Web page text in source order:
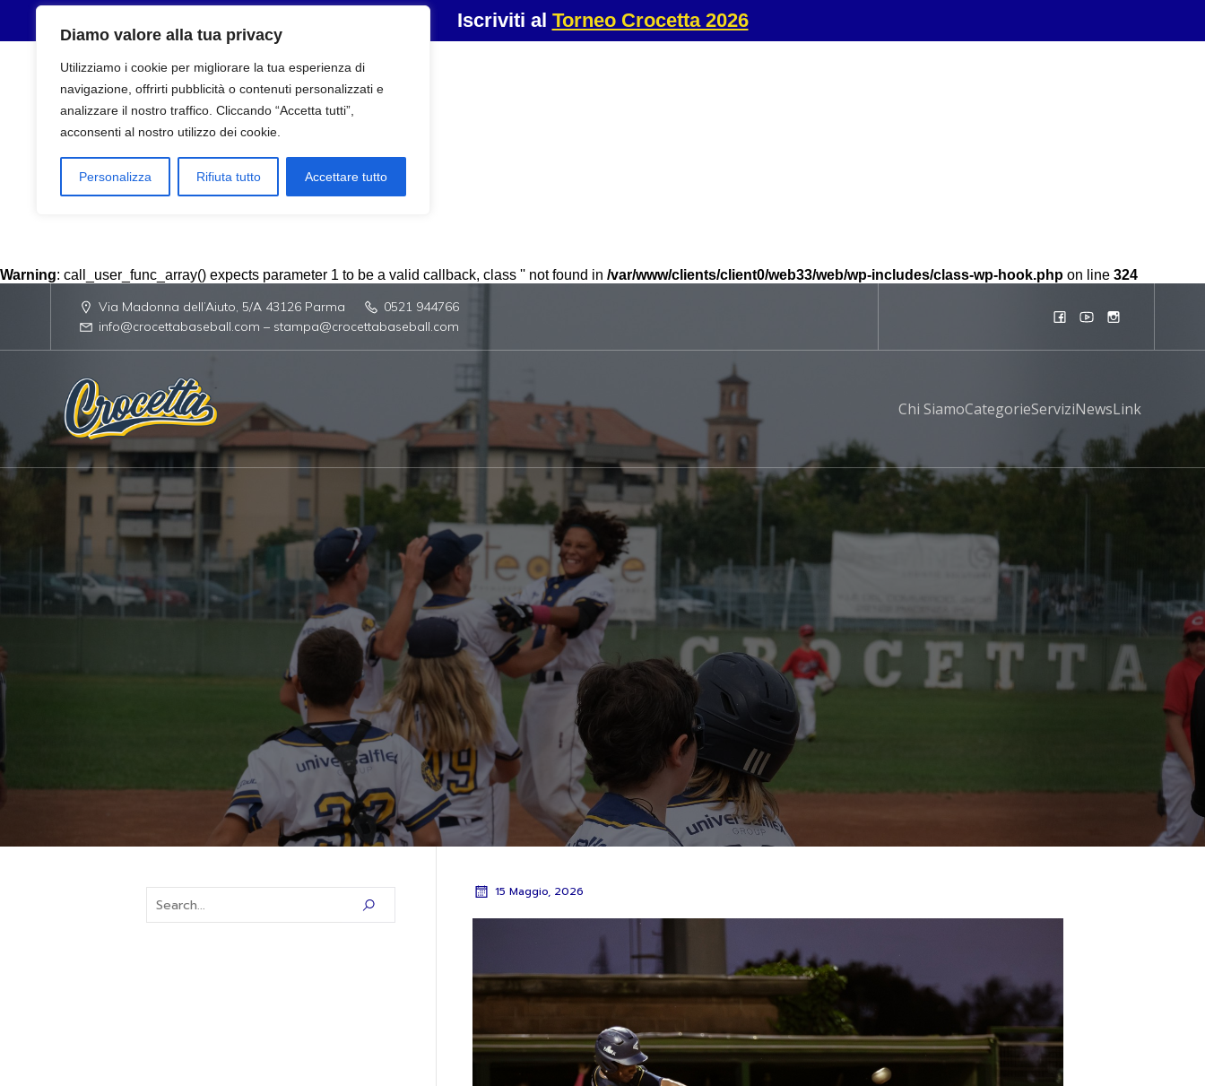
Iscriviti al Torneo Crocetta 2026
Diamo valore alla tua privacy
Utilizziamo i cookie per migliorare la tua esperienza di
navigazione, offrirti pubblicità o contenuti personalizzati e
analizzare il nostro traffico. Cliccando “Accetta tutti”,
acconsenti al nostro utilizzo dei cookie.
Personalizza Rifiuta tutto Accettare tutto
Warning: call_user_func_array() expects parameter 1 to be a valid callback, class '' not found in /var/www/clients/client0/web33/web/wp-includes/class-wp-hook.php on line 324
Via Madonna dell’Aiuto, 5/A 43126 Parma
0521 944766
info@crocettabaseball.com – stampa@crocettabaseball.com
Chi SiamoCategorieServiziNewsLink
15 Maggio, 2026